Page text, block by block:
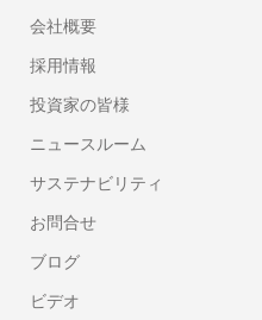
会社概要
採用情報
投資家の皆様
ニュースルーム
サステナビリティ
お問合せ
ブログ
ビデオ